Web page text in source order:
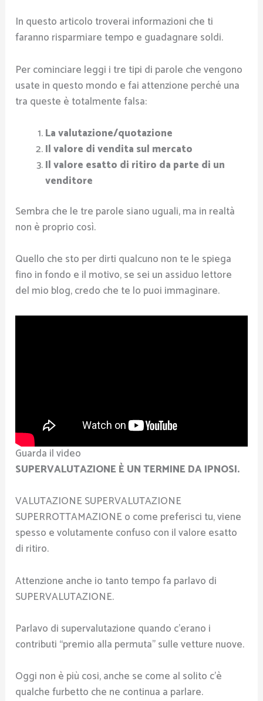
In questo articolo troverai informazioni che ti
faranno risparmiare tempo e guadagnare soldi.
Per cominciare leggi i tre tipi di parole che vengono
usate in questo mondo e fai attenzione perché una
tra queste è totalmente falsa:
La valutazione/quotazione
Il valore di vendita sul mercato
Il valore esatto di ritiro da parte di un
venditore
Sembra che le tre parole siano uguali, ma in realtà
non è proprio così.
Quello che sto per dirti qualcuno non te le spiega
fino in fondo e il motivo, se sei un assiduo lettore
del mio blog, credo che te lo puoi immaginare.
Guarda il video
SUPERVALUTAZIONE È UN TERMINE DA IPNOSI.
VALUTAZIONE SUPERVALUTAZIONE
SUPERROTTAMAZIONE o come preferisci tu, viene
spesso e volutamente confuso con il valore esatto
di ritiro.
Attenzione anche io tanto tempo fa parlavo di
SUPERVALUTAZIONE.
Parlavo di supervalutazione quando c’erano i
contributi “premio alla permuta” sulle vetture nuove.
Oggi non è più cosi, anche se come al solito c’è
qualche furbetto che ne continua a parlare.